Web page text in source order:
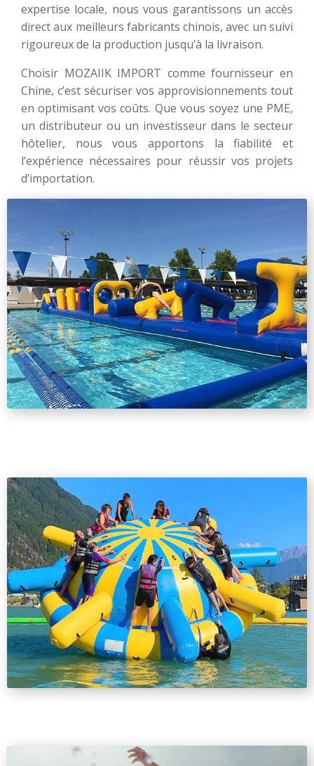
expertise locale, nous vous garantissons un accès
direct aux meilleurs fabricants chinois, avec un suivi
rigoureux de la production jusqu’à la livraison.
Choisir MOZAIIK IMPORT comme fournisseur en
Chine, c’est sécuriser vos approvisionnements tout
en optimisant vos coûts. Que vous soyez une PME,
un distributeur ou un investisseur dans le secteur
hôtelier, nous vous apportons la fiabilité et
l’expérience nécessaires pour réussir vos projets
d’importation.